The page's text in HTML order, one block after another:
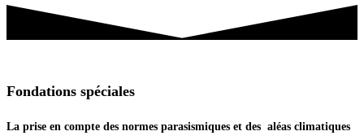
Fondations spéciales
La prise en compte des normes parasismiques et des aléas climatiques